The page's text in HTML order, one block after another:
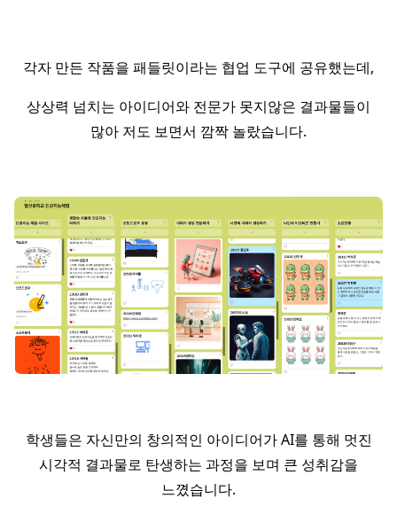
각자 만든 작품을 패들릿이라는 협업 도구에 공유했는데,
상상력 넘치는 아이디어와 전문가 못지않은 결과물들이
많아 저도 보면서 깜짝 놀랐습니다.
학생들은 자신만의 창의적인 아이디어가 AI를 통해 멋진
시각적 결과물로 탄생하는 과정을 보며 큰 성취감을
느꼈습니다.